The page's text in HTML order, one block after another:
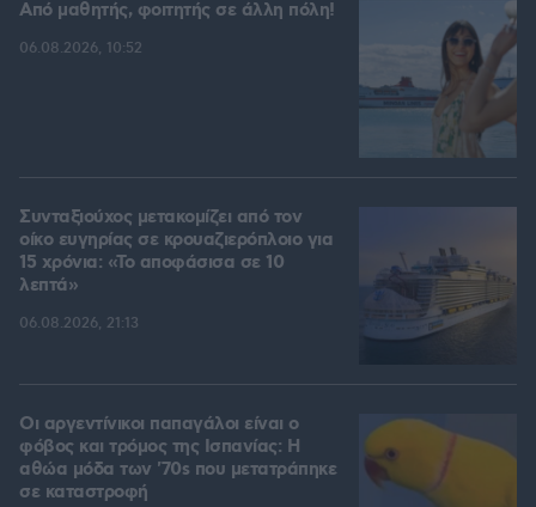
Από μαθητής, φοιτητής σε άλλη πόλη!
06.08.2026, 10:52
Συνταξιούχος μετακομίζει από τον
οίκο ευγηρίας σε κρουαζιερόπλοιο για
15 χρόνια: «Το αποφάσισα σε 10
λεπτά»
06.08.2026, 21:13
Οι αργεντίνικοι παπαγάλοι είναι ο
φόβος και τρόμος της Ισπανίας: Η
αθώα μόδα των '70s που μετατράπηκε
σε καταστροφή